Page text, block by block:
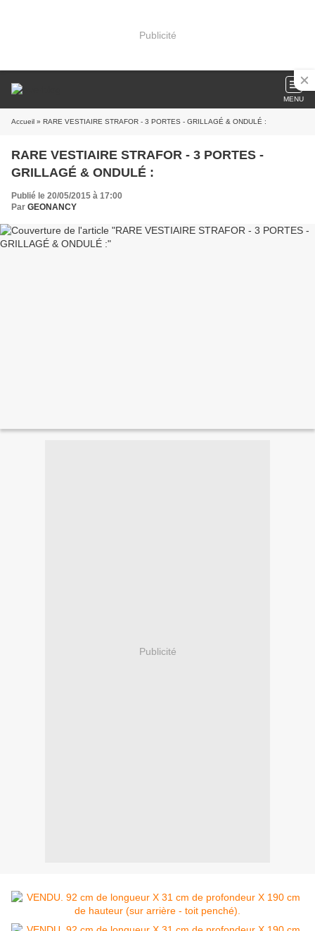
Publicité
MENU
Accueil » RARE VESTIAIRE STRAFOR - 3 PORTES - GRILLAGÉ & ONDULÉ :
RARE VESTIAIRE STRAFOR - 3 PORTES -
GRILLAGÉ & ONDULÉ :
Publié le 20/05/2015 à 17:00
Par GEONANCY
Publicité